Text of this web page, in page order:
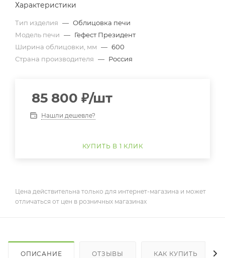
Характеристики
Тип изделия — Облицовка печи
Модель печи — Гефест Президент
Ширина облицовки, мм — 600
Страна производителя — Россия
85 800 ₽/шт
Нашли дешевле?
КУПИТЬ В 1 КЛИК
Цена действительна только для интернет-магазина и может
отличаться от цен в розничных магазинах
ОПИСАНИЕ ОТЗЫВЫ КАК КУПИТЬ